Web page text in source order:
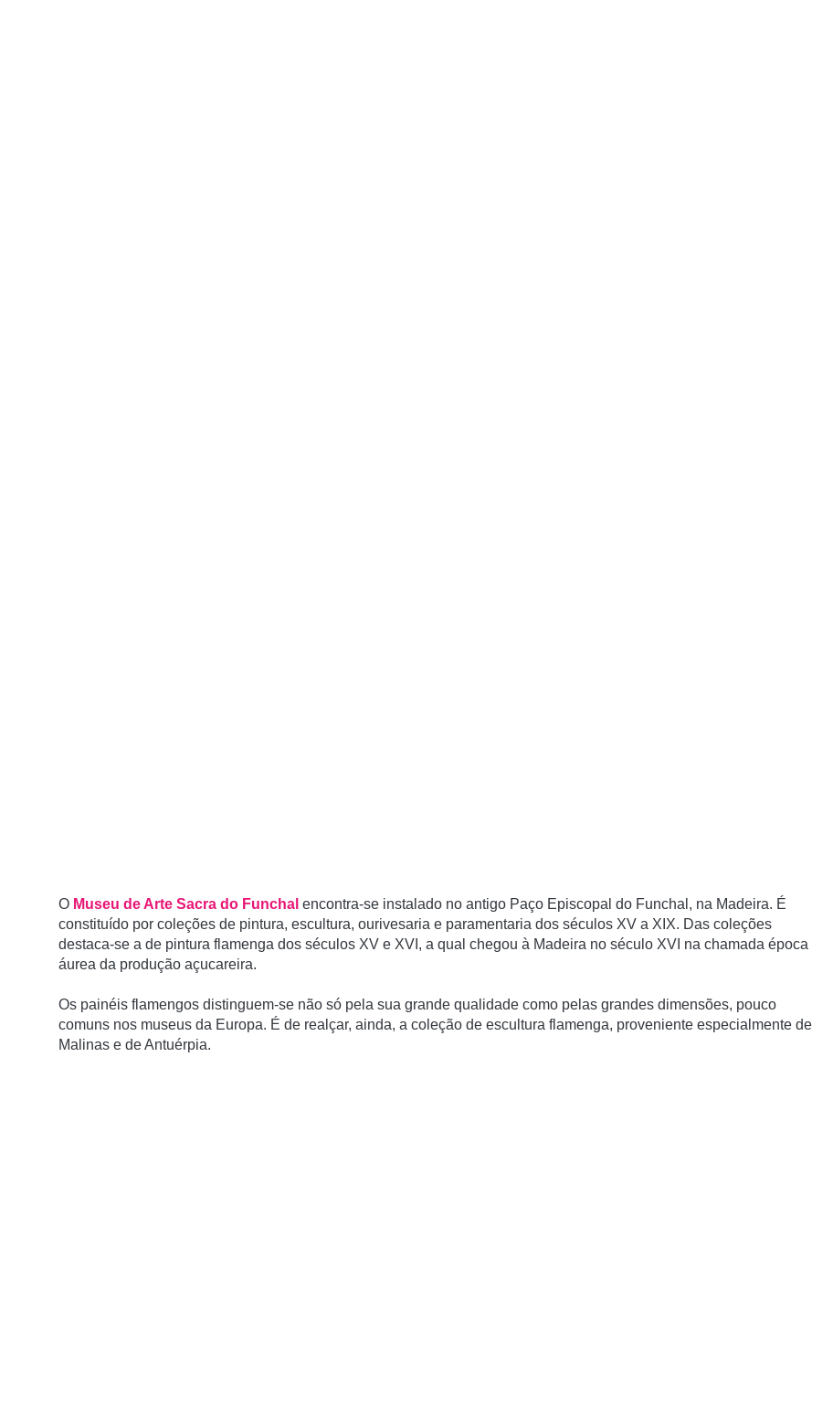
O Museu de Arte Sacra do Funchal encontra-se instalado no antigo Paço Episcopal do Funchal, na Madeira. É
constituí­do por coleções de pintura, escultura, ourivesaria e paramentaria dos séculos XV a XIX. Das coleções
destaca-se a de pintura flamenga dos séculos XV e XVI, a qual chegou à Madeira no século XVI na chamada época
áurea da produção açucareira.
Os painéis flamengos distinguem-se não só pela sua grande qualidade como pelas grandes dimensões, pouco
comuns nos museus da Europa. É de realçar, ainda, a coleção de escultura flamenga, proveniente especialmente de
Malinas e de Antuérpia.